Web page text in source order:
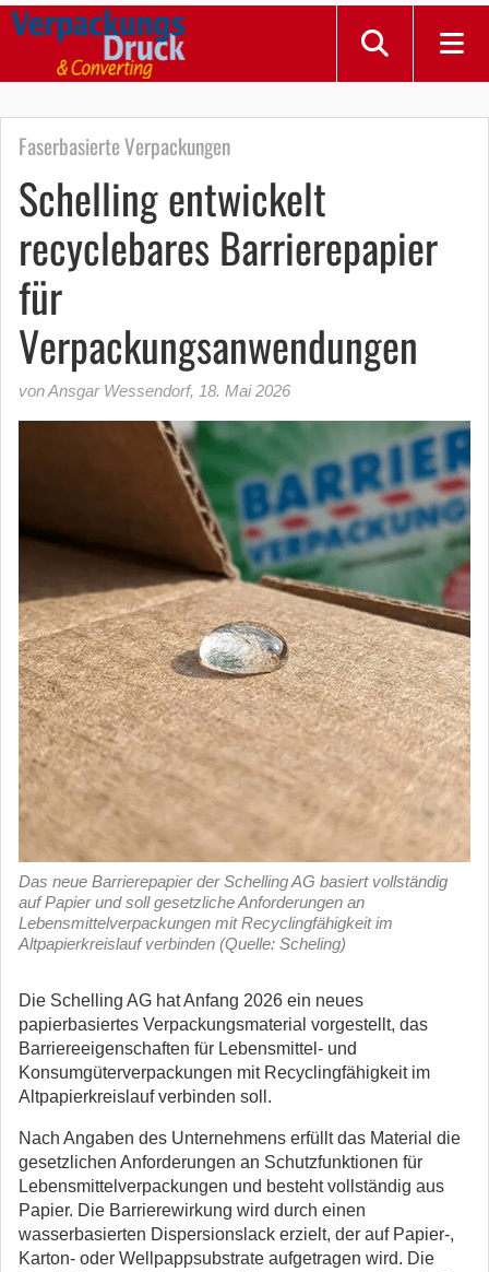
Faserbasierte Verpackungen
Schelling entwickelt
recyclebares Barrierepapier
für
Verpackungsanwendungen
von Ansgar Wessendorf, 18. Mai 2026
Das neue Barrierepapier der Schelling AG basiert vollständig
auf Papier und soll gesetzliche Anforderungen an
Lebensmittelverpackungen mit Recyclingfähigkeit im
Altpapierkreislauf verbinden (Quelle: Scheling)
Die Schelling AG hat Anfang 2026 ein neues
papierbasiertes Verpackungsmaterial vorgestellt, das
Barriereeigenschaften für Lebensmittel- und
Konsumgüterverpackungen mit Recyclingfähigkeit im
Altpapierkreislauf verbinden soll.
Nach Angaben des Unternehmens erfüllt das Material die
gesetzlichen Anforderungen an Schutzfunktionen für
Lebensmittelverpackungen und besteht vollständig aus
Papier. Die Barrierewirkung wird durch einen
wasserbasierten Dispersionslack erzielt, der auf Papier-,
Karton- oder Wellpappsubstrate aufgetragen wird. Die